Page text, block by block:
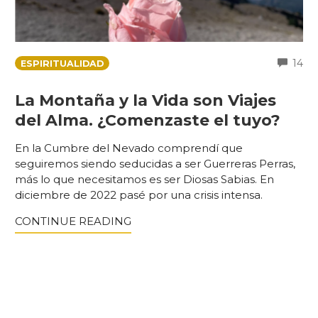
ESPIRITUALIDAD 14
La Montaña y la Vida son Viajes
del Alma. ¿Comenzaste el tuyo?
En la Cumbre del Nevado comprendí que
seguiremos siendo seducidas a ser Guerreras Perras,
más lo que necesitamos es ser Diosas Sabias. En
diciembre de 2022 pasé por una crisis intensa.
CONTINUE READING